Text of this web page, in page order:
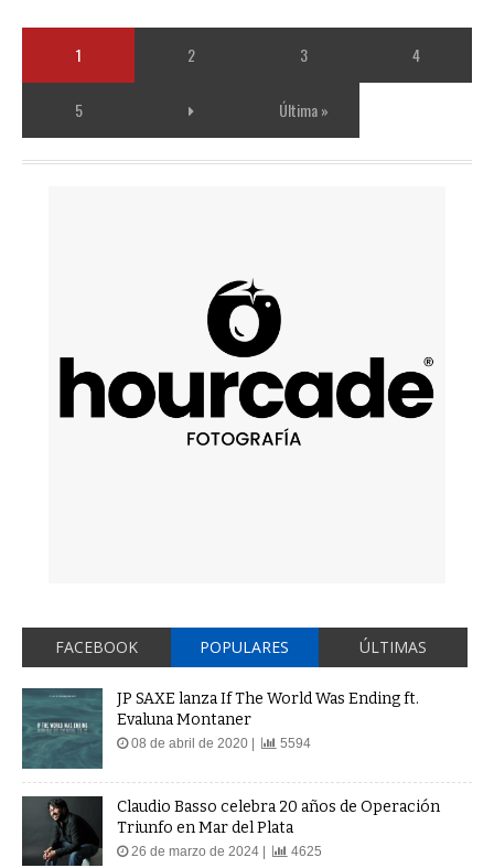
1 2 3 4
5 Última »
FACEBOOK POPULARES ÚLTIMAS
JP SAXE lanza If The World Was Ending ft.
Evaluna Montaner
08 de abril de 2020 | 5594
Claudio Basso celebra 20 años de Operación
Triunfo en Mar del Plata
26 de marzo de 2024 | 4625